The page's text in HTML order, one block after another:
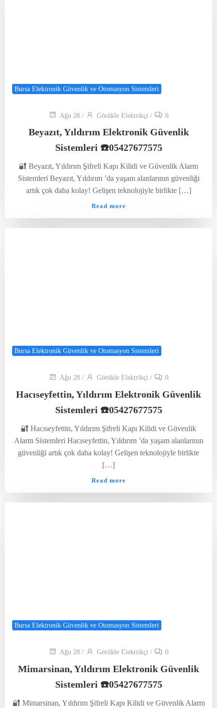
Bursa Elektronik Güvenlik ve Otomasyon Sistemleri
Ağu 28 / Görükle Elektrikçi / 0
Beyazıt, Yıldırım Elektronik Güvenlik
Sistemleri ☎️05427677575
🔐 Beyazıt, Yıldırım Şifreli Kapı Kilidi ve Güvenlik Alarm
Sistemleri Beyazıt, Yıldırım ’da yaşam alanlarının güvenliği
artık çok daha kolay! Gelişen teknolojiyle birlikte […]
Read more
Bursa Elektronik Güvenlik ve Otomasyon Sistemleri
Ağu 28 / Görükle Elektrikçi / 0
Hacıseyfettin, Yıldırım Elektronik Güvenlik
Sistemleri ☎️05427677575
🔐 Hacıseyfettin, Yıldırım Şifreli Kapı Kilidi ve Güvenlik
Alarm Sistemleri Hacıseyfettin, Yıldırım ’da yaşam alanlarının
güvenliği artık çok daha kolay! Gelişen teknolojiyle birlikte
[…]
Read more
Bursa Elektronik Güvenlik ve Otomasyon Sistemleri
Ağu 28 / Görükle Elektrikçi / 0
Mimarsinan, Yıldırım Elektronik Güvenlik
Sistemleri ☎️05427677575
🔐 Mimarsinan, Yıldırım Şifreli Kapı Kilidi ve Güvenlik Alarm